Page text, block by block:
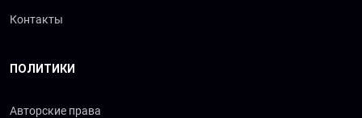
Контакты
ПОЛИТИКИ
Авторские права